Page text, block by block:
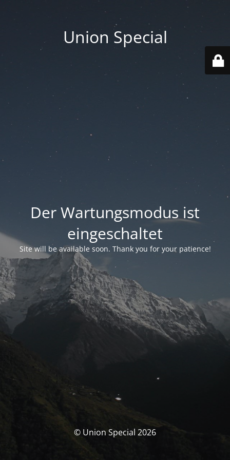
Union Special
Der Wartungsmodus ist
eingeschaltet
Site will be available soon. Thank you for your patience!
© Union Special 2026